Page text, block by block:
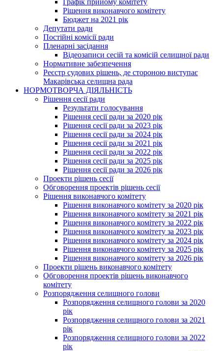
Графік прийому комітету
Рішення виконавчого комітету
Бюджет на 2021 рік
Депутати ради
Постійні комісії ради
Пленарні засідання
Відеозаписи сесій та комісій селищної ради
Нормативне забезпечення
Реєстр судових рішень, де стороною виступає
Макарівська селищна рада
НОРМОТВОРЧА ДІЯЛЬНІСТЬ
Рішення сесії ради
Результати голосування
Рішення сесії ради за 2020 рік
Рішення сесії ради за 2023 рік
Рішення сесії ради за 2024 рік
Рішення сесії ради за 2021 рік
Рішення сесії ради за 2022 рік
Рішення сесії ради за 2025 рік
Рішення сесії ради за 2026 рік
Проекти рішень сесії
Обговорення проектів рішень сесії
Рішення виконавчого комітету
Рішення виконавчого комітету за 2020 рік
Рішення виконавчого комітету за 2021 рік
Рішення виконавчого комітету за 2022 рік
Рішення виконавчого комітету за 2023 рік
Рішення виконавчого комітету за 2024 рік
Рішення виконавчого комітету за 2025 рік
Рішення виконавчого комітету за 2026 рік
Проекти рішень виконавчого комітету
Обговорення проектів рішень виконавчого
комітету
Розпорядження селищного голови
Розпорядження селищного голови за 2020
рік
Розпорядження селищного голови за 2021
рік
Розпорядження селищного голови за 2022
рік